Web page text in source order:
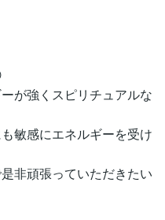
が強くスピリチュアルな
敏感にエネルギーを受け
非頑張っていただきたい